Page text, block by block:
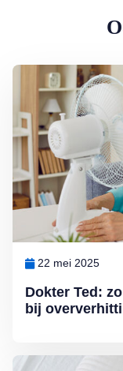
Dokter Ted:
bij
22 mei 2025
Lees meer over
Lees meer over